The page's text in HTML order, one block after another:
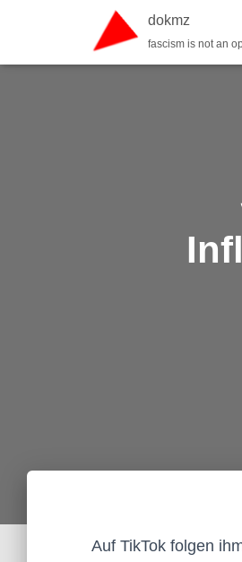
dokmz
fascism is not an
Auf TikTok folgen